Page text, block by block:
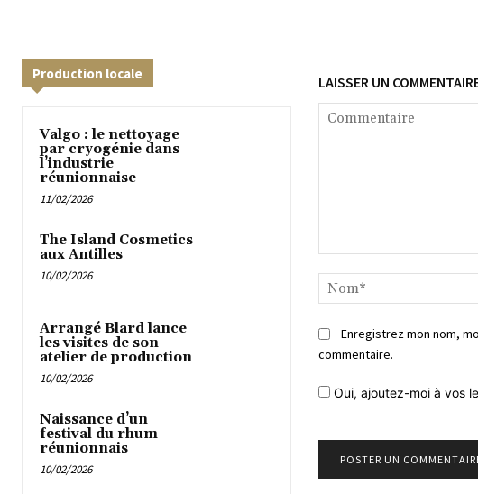
Production locale
Valgo : le nettoyage
par cryogénie dans
l’industrie
réunionnaise
11/02/2026
The Island Cosmetics
aux Antilles
10/02/2026
Arrangé Blard lance
les visites de son
atelier de production
10/02/2026
Naissance d’un
festival du rhum
réunionnais
10/02/2026
LAISSER UN
Enregistrez mon nom,
commentaire.
Oui, ajoutez-moi à vos